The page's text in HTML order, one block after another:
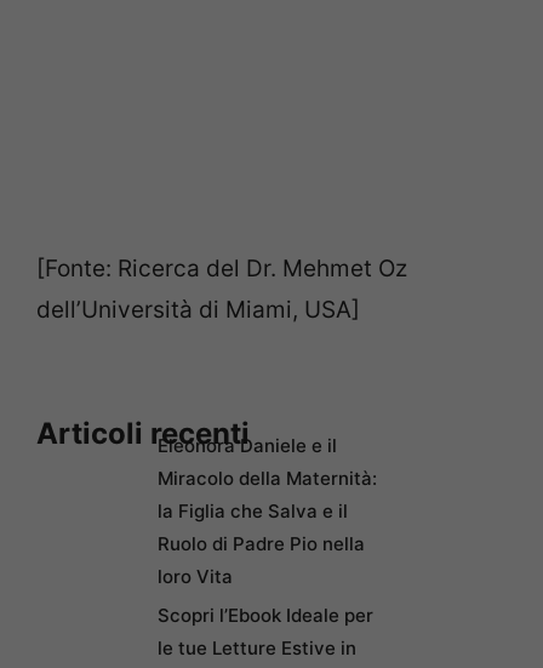
[Fonte: Ricerca del Dr. Mehmet Oz
dell’Università di Miami, USA]
Articoli recentiEleonora Daniele e il
Miracolo della Maternità:
la Figlia che Salva e il
Ruolo di Padre Pio nella
loro Vita
Scopri l’Ebook Ideale per
le tue Letture Estive in